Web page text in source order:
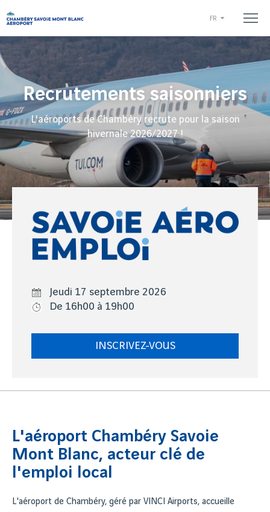
FR
Recrutements saisonniers
L'aéroports de Chambéry recrute pour la saison
hivernale 2026/2027 !
Jeudi 17 septembre 2026
De 16h00 à 19h00
INSCRIVEZ-VOUS
L'aéroport Chambéry Savoie
Mont Blanc, acteur clé de
l'emploi local
L'aéroport de Chambéry, géré par VINCI Airports, accueille